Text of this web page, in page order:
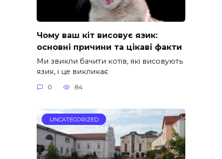
Чому ваш кіт висовує язик:
основні причини та цікаві факти
Ми звикли бачити котів, які висовують
язик, і це викликає
0 84
UNCATEGORIZED